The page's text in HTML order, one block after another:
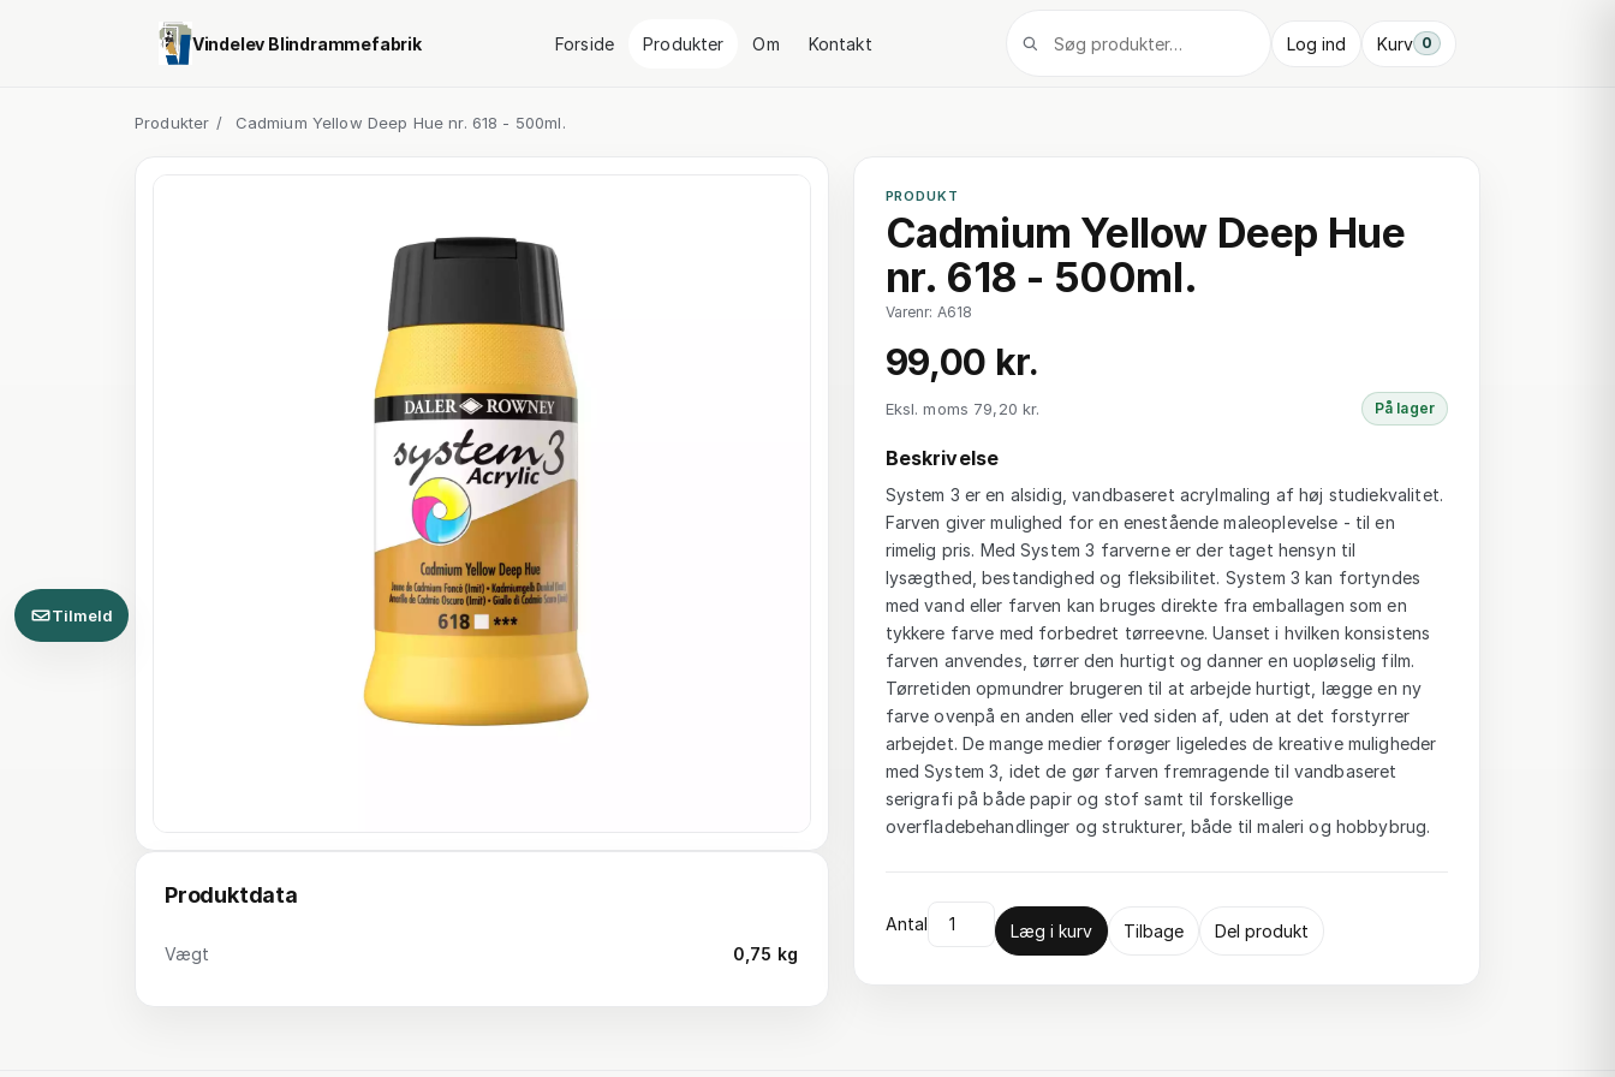
Vindelev Blindrammefabrik Forside Produkter Om Kontakt Log ind Kurv 0
Produkter / Cadmium Yellow Deep Hue nr. 618 - 500ml.
Produktdata
Vægt 0,75 kg
PRODUKT
Cadmium Yellow Deep Hue
nr. 618 - 500ml.
Varenr: A618
99,00 kr.
Eksl. moms 79,20 kr. På lager
Beskrivelse
System 3 er en alsidig, vandbaseret acrylmaling af høj studiekvalitet.
Farven giver mulighed for en enestående maleoplevelse - til en
rimelig pris. Med System 3 farverne er der taget hensyn til
lysægthed, bestandighed og fleksibilitet. System 3 kan fortyndes
med vand eller farven kan bruges direkte fra emballagen som en
tykkere farve med forbedret tørreevne. Uanset i hvilken konsistens
farven anvendes, tørrer den hurtigt og danner en uopløselig film.
Tørretiden opmundrer brugeren til at arbejde hurtigt, lægge en ny
farve ovenpå en anden eller ved siden af, uden at det forstyrrer
arbejdet. De mange medier forøger ligeledes de kreative muligheder
med System 3, idet de gør farven fremragende til vandbaseret
serigrafi på både papir og stof samt til forskellige
overfladebehandlinger og strukturer, både til maleri og hobbybrug.
Antal Læg i kurv Tilbage Del produkt
Tilmeld